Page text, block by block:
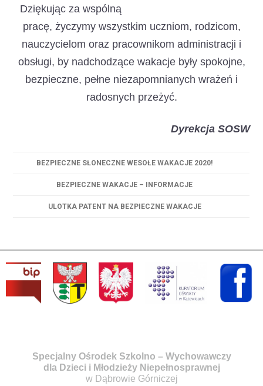
Dziękując za wspólną
pracę, życzymy wszystkim uczniom, rodzicom,
nauczycielom oraz pracownikom administracji i
obsługi, by nadchodzące wakacje były spokojne,
bezpieczne, pełne niezapomnianych wrażeń i
radosnych przeżyć.
Dyrekcja SOSW
BEZPIECZNE SŁONECZNE WESOŁE WAKACJE 2020!
BEZPIECZNE WAKACJE – INFORMACJE
ULOTKA PATENT NA BEZPIECZNE WAKACJE
Specjalny Ośrodek Szkolno – Wychowawczy
dla Dzieci i Młodzieży Niepełnosprawnej
w Dąbrowie Górniczej